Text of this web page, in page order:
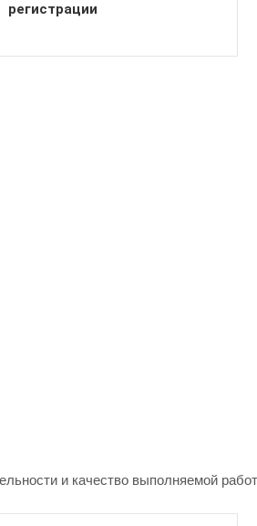
регистрации
и качество выполняемой